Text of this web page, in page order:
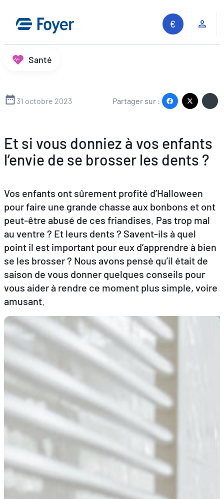
contenu
Recherche sur le site
FRDE EN
Santé
31 octobre 2023 Partager sur :
Et si vous donniez à vos enfants
l’envie de se brosser les dents ?
Vos enfants ont sûrement profité d’Halloween
pour faire une grande chasse aux bonbons et ont
peut-être abusé de ces friandises. Pas trop mal
au ventre ? Et leurs dents ? Savent-ils à quel
point il est important pour eux d’apprendre à bien
se les brosser ? Nous avons pensé qu’il était de
saison de vous donner quelques conseils pour
vous aider à rendre ce moment plus simple, voire
amusant.